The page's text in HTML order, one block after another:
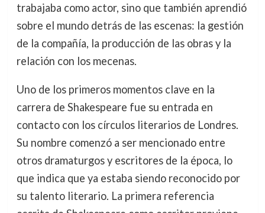
trabajaba como actor, sino que también aprendió
sobre el mundo detrás de las escenas: la gestión
de la compañía, la producción de las obras y la
relación con los mecenas.
Uno de los primeros momentos clave en la
carrera de Shakespeare fue su entrada en
contacto con los círculos literarios de Londres.
Su nombre comenzó a ser mencionado entre
otros dramaturgos y escritores de la época, lo
que indica que ya estaba siendo reconocido por
su talento literario. La primera referencia